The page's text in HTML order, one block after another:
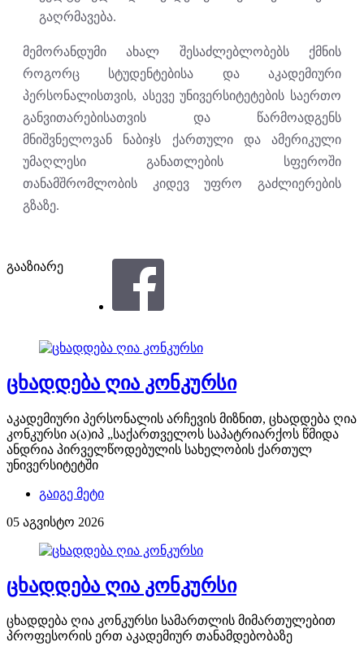
გაღრმავება.
მემორანდუმი ახალ შესაძლებლობებს ქმნის
როგორც სტუდენტებისა და აკადემიური
პერსონალისთვის, ასევე უნივერსიტეტების საერთო
განვითარებისათვის და წარმოადგენს
მნიშვნელოვან ნაბიჯს ქართული და ამერიკული
უმაღლესი განათლების სფეროში
თანამშრომლობის კიდევ უფრო გაძლიერების
გზაზე.
გააზიარე
ცხადდება ღია კონკურსი
აკადემიური პერსონალის არჩევის მიზნით, ცხადდება ღია
კონკურსი ა(ა)იპ „საქართველოს საპატრიარქოს წმიდა
ანდრია პირველწოდებულის სახელობის ქართულ
უნივერსიტეტში
გაიგე მეტი
05 აგვისტო 2026
ცხადდება ღია კონკურსი
ცხადდება ღია კონკურსი სამართლის მიმართულებით
პროფესორის ერთ აკადემიურ თანამდებობაზე